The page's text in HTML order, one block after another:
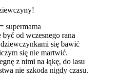
supermama
być od wczesnego rana
się bawić
się nie martwić.
z nimi na łąkę, do lasu
nie szkoda nigdy czasu.